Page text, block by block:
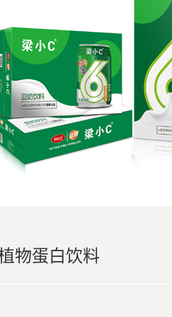
物蛋白饮料